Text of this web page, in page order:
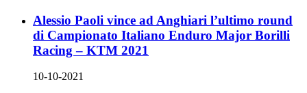
Alessio Paoli vince ad Anghiari l’ultimo round
di Campionato Italiano Enduro Major Borilli
Racing – KTM 2021
10-10-2021